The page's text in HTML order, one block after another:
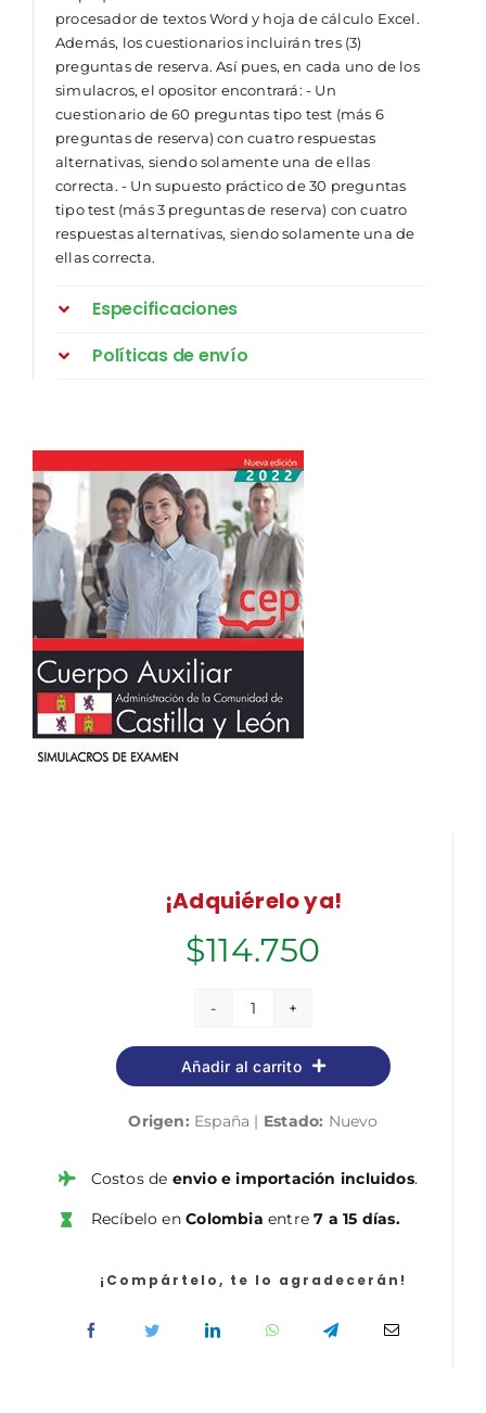
procesador de textos Word y hoja de cálculo Excel.
Además, los cuestionarios incluirán tres (3)
preguntas de reserva. Así pues, en cada uno de los
simulacros, el opositor encontrará: - Un
cuestionario de 60 preguntas tipo test (más 6
preguntas de reserva) con cuatro respuestas
alternativas, siendo solamente una de ellas
correcta. - Un supuesto práctico de 30 preguntas
tipo test (más 3 preguntas de reserva) con cuatro
respuestas alternativas, siendo solamente una de
ellas correcta.
Especificaciones
Políticas de envío
¡Adquiérelo ya!
$114.750
Cuerpo
Auxiliar.
Administración
la
de
y
Simulacros
examen
Añadir al carrito
Origen: España | Estado: Nuevo
Costos de envio e importación incluidos.
Recíbelo enColombia entre7 a 15 días.
¡Compártelo, te lo agradecerán!